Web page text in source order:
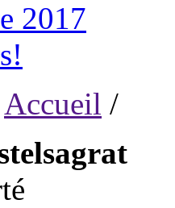
2017
Accueil /